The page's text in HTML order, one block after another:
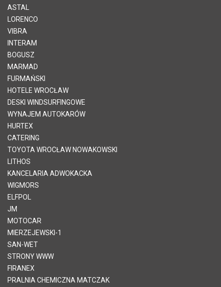
ASTAL
LORENCO
VIBRA
INTERAM
BOGUSZ
MARMAD
FURMAŃSKI
HOTELE WROCŁAW
DESKI WINDSURFINGOWE
WYNAJEM AUTOKARÓW
HURTEX
CATERING
TOYOTA WROCŁAW NOWAKOWSKI
LITHOS
KANCELARIA ADWOKACKA
WIGMORS
ELFPOL
JM
MOTOCAR
MIERZEJEWSKI-1
SAN-WET
STRONY WWW
FIRANEX
PRALNIA CHEMICZNA MATCZAK